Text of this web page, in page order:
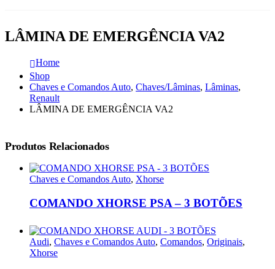
LÂMINA DE EMERGÊNCIA VA2
Home
Shop
Chaves e Comandos Auto, Chaves/Lâminas, Lâminas,
Renault
LÂMINA DE EMERGÊNCIA VA2
Produtos Relacionados
Chaves e Comandos Auto, Xhorse
COMANDO XHORSE PSA – 3 BOTÕES
Audi, Chaves e Comandos Auto, Comandos, Originais,
Xhorse